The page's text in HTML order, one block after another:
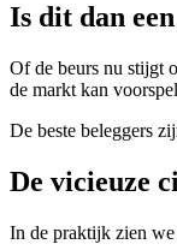
Is dit dan
Of de beurs nu stijgt
de markt kan
De beste beleggers
De vicieuze
In de praktijk zien we